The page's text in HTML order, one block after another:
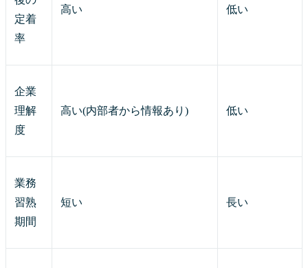
定着
率
高い 低い
企業
理解
度
高い(内部者から情報あり) 低い
業務
習熟
期間
短い 長い